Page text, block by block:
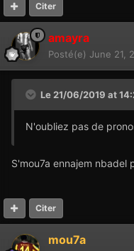
Citer
amayra
Posté(e) June 21,
Le 21/06/2019 at
N'oubliez pas de
S'mou7a ennajem nbadel
Citer
mou7a